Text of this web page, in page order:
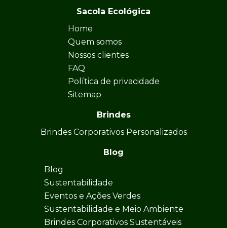
Sacola Ecológica
Home
Quem somos
Nossos clientes
FAQ
Política de privacidade
Sitemap
Brindes
Brindes Corporativos Personalizados
Blog
Blog
Sustentabilidade
Eventos e Ações Verdes
Sustentabilidade e Meio Ambiente
Brindes Corporativos Sustentáveis